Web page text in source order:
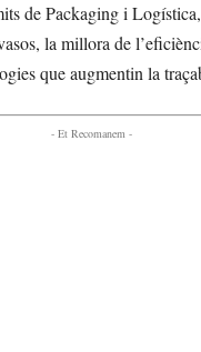
de Packaging i
la millora de
que augmentin la
- Et Recomanem -